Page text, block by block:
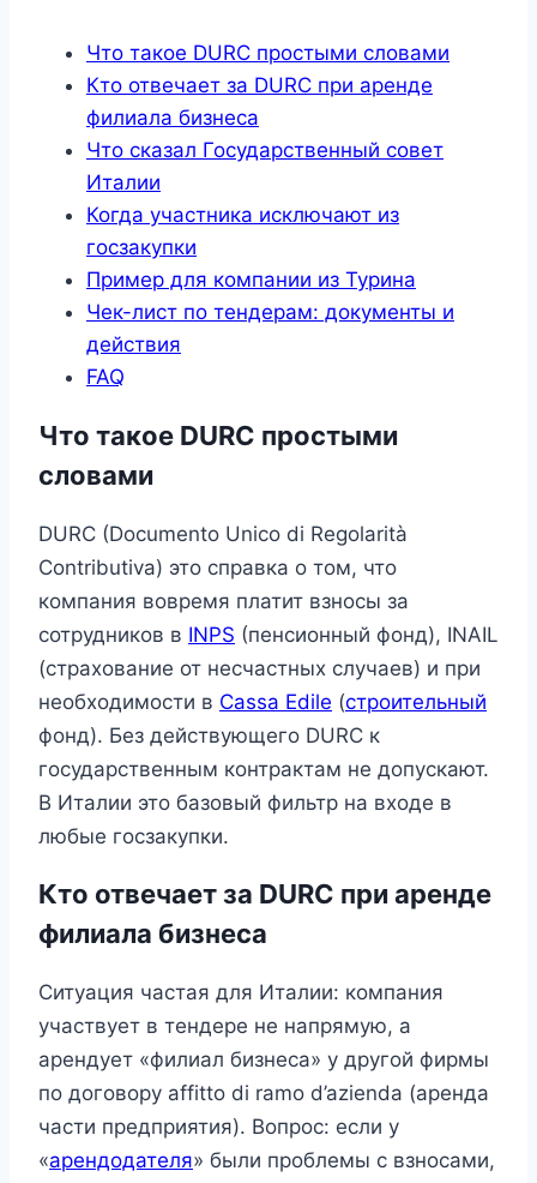
Что такое DURC простыми словами
Кто отвечает за DURC при аренде
филиала бизнеса
Что сказал Государственный совет
Италии
Когда участника исключают из
госзакупки
Пример для компании из Турина
Чек-лист по тендерам: документы и
действия
FAQ
Что такое DURC простыми
словами
DURC (Documento Unico di Regolarità
Contributiva) это справка о том, что
компания вовремя платит взносы за
сотрудников в INPS (пенсионный фонд), INAIL
(страхование от несчастных случаев) и при
необходимости в Cassa Edile (строительный
фонд). Без действующего DURC к
государственным контрактам не допускают.
В Италии это базовый фильтр на входе в
любые госзакупки.
Кто отвечает за DURC при аренде
филиала бизнеса
Ситуация частая для Италии: компания
участвует в тендере не напрямую, а
арендует «филиал бизнеса» у другой фирмы
по договору affitto di ramo d’azienda (аренда
части предприятия). Вопрос: если у
«арендодателя» были проблемы с взносами,